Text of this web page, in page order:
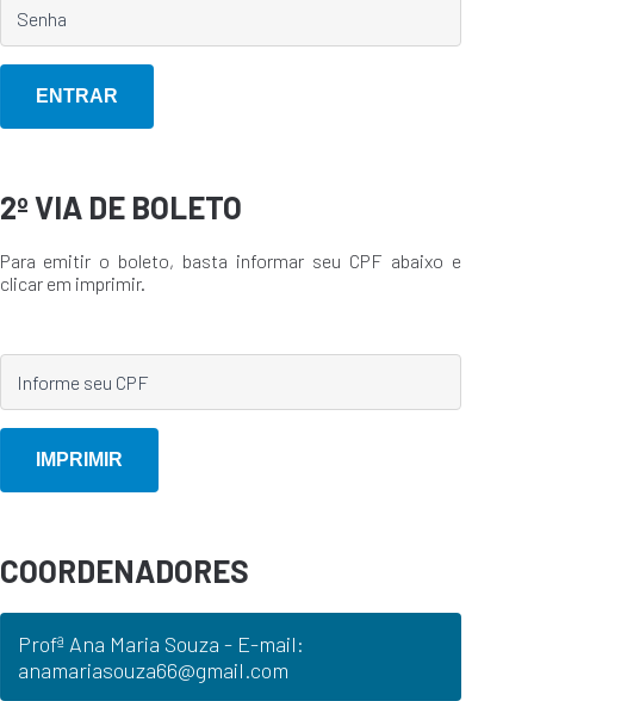
2º VIA DE BOLETO
Para emitir o boleto, basta informar seu CPF abaixo e
clicar em imprimir.
COORDENADORES
Profª Ana Maria Souza - E-mail:
anamariasouza66@gmail.com